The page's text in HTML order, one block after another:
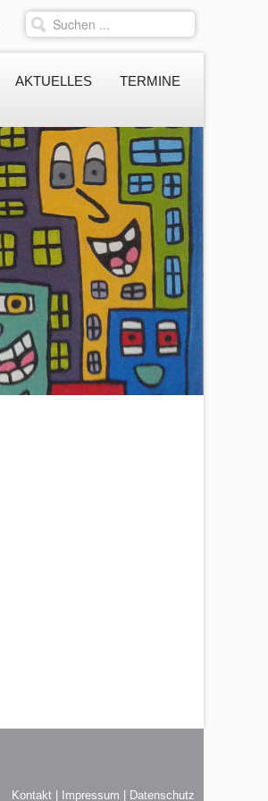
AKTUELLES TERMINE
Kontakt | Impressum | Datenschutz